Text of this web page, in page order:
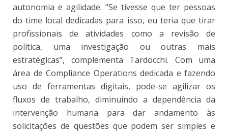
autonomia e agilidade. “Se tivesse que ter pessoas
do time local dedicadas para isso, eu teria que tirar
profissionais de atividades como a revisão de
política, uma investigação ou outras mais
estratégicas”, complementa Tardocchi. Com uma
área de Compliance Operations dedicada e fazendo
uso de ferramentas digitais, pode-se agilizar os
fluxos de trabalho, diminuindo a dependência da
intervenção humana para dar andamento às
solicitações de questões que podem ser simples e